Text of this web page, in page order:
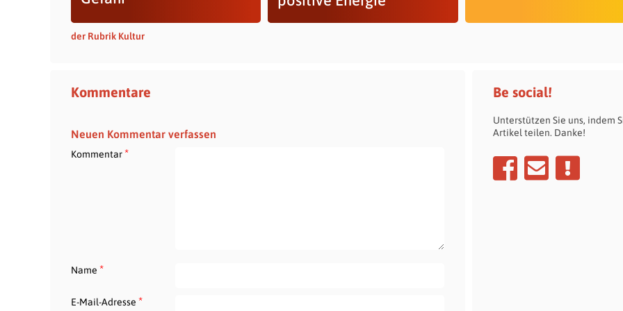
der Rubrik Kultur
Kommentare
Neuen Kommentar verfassen
Kommentar*
Name *
E-Mail-Adresse *
Be social!
Unterstützen Sie uns, indem
Artikel teilen. Danke!